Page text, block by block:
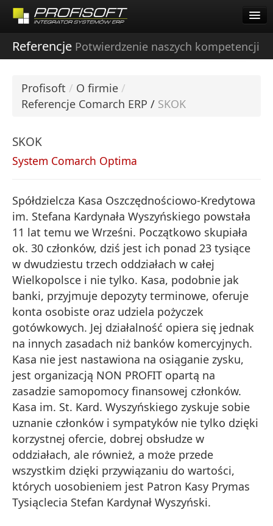
Pomoc Zdalna Comarch
O firmie
Start
Oferta
Pomoc Zdalna Comarch
Kariera
Kontakt
Referencje Potwierdzenie naszych kompetencji
Profisoft / O firmie /
Referencje Comarch ERP / SKOK
SKOK
System Comarch Optima
Spółdzielcza Kasa Oszczędnościowo-Kredytowa
im. Stefana Kardynała Wyszyńskiego powstała
11 lat temu we Wrześni. Początkowo skupiała
ok. 30 członków, dziś jest ich ponad 23 tysiące
w dwudziestu trzech oddziałach w całej
Wielkopolsce i nie tylko. Kasa, podobnie jak
banki, przyjmuje depozyty terminowe, oferuje
konta osobiste oraz udziela pożyczek
gotówkowych. Jej działalność opiera się jednak
na innych zasadach niż banków komercyjnych.
Kasa nie jest nastawiona na osiąganie zysku,
jest organizacją NON PROFIT opartą na
zasadzie samopomocy finansowej członków.
Kasa im. St. Kard. Wyszyńskiego zyskuje sobie
uznanie członków i sympatyków nie tylko dzięki
korzystnej ofercie, dobrej obsłudze w
oddziałach, ale również, a może przede
wszystkim dzięki przywiązaniu do wartości,
których uosobieniem jest Patron Kasy Prymas
Tysiąclecia Stefan Kardynał Wyszyński.